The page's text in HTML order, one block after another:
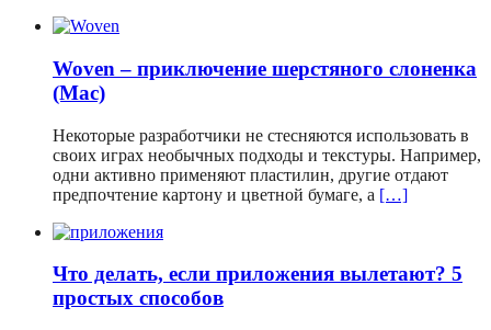
Woven – приключение шерстяного слоненка
(Mac)
Некоторые разработчики не стесняются использовать в
своих играх необычных подходы и текстуры. Например,
одни активно применяют пластилин, другие отдают
предпочтение картону и цветной бумаге, а […]
Что делать, если приложения вылетают? 5
простых способов